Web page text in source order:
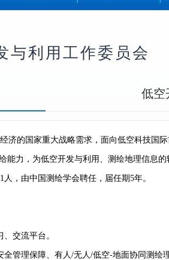
与利用工作委员会
低空
的国家重大战略需求，面向低空科技国
力，为低空开发与利用、测绘地理信息的
，由中国测绘学会聘任，届任期5年。
交流平台。
理保障、有人/无人/低空-地面协同测绘